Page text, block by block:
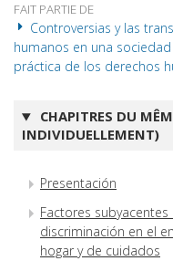
FAIT PARTIE DE
Controversias y las
humanos en una
práctica de los derechos
CHAPITRES DU
INDIVIDUELLEMENT)
Presentación
Factores subyacentes
discriminación en el
hogar y de cuidados